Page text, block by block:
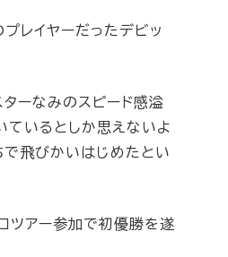
レイヤーだったデビッ
ーなみのスピード感溢
ているとしか思えないよ
で飛びかいはじめたとい
ツアー参加で初優勝を遂